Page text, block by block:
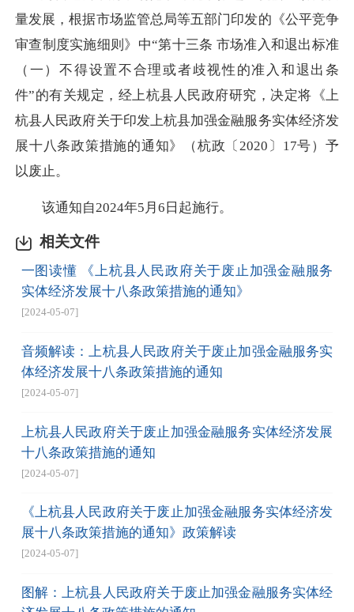
量发展，根据市场监管总局等五部门印发的 《公平竞争
审查制度实施细则》中“第十三条 市场准入和退出标准
（一）不得设置不合理或者歧视性的准入和退出条
件”的有关规定，经上杭县 人民政府研究，决定将《上
杭县人民政府关于印发上杭县加强金融服务实体经济发
展十八条政策措施的通知》（杭政〔2020 〕 17号）予
以废止。
该通知自2024年5 月 6 日起施行。
相关文件
一图读懂 《上杭县人民政府关于废止加强金融服务
实体经济发展十八条政策措施的通知》
[2024-05-07]
音频解读：上杭县人民政府关于废止加强金融服务实
体经济发展十八条政策措施的通知
[2024-05-07]
上杭县人民政府关于废止加强金融服务实体经济发展
十八条政策措施的通知
[2024-05-07]
《上杭县人民政府关于废止加强金融服务实体经济发
展十八条政策措施的通知》政策解读
[2024-05-07]
图解：上杭县人民政府关于废止加强金融服务实体经